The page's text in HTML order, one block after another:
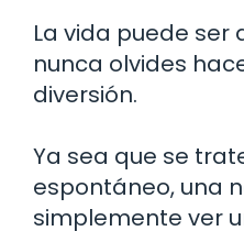
La vida puede ser
nunca olvides
diversión.
Ya sea que se
espontáneo, una
simplemente ver